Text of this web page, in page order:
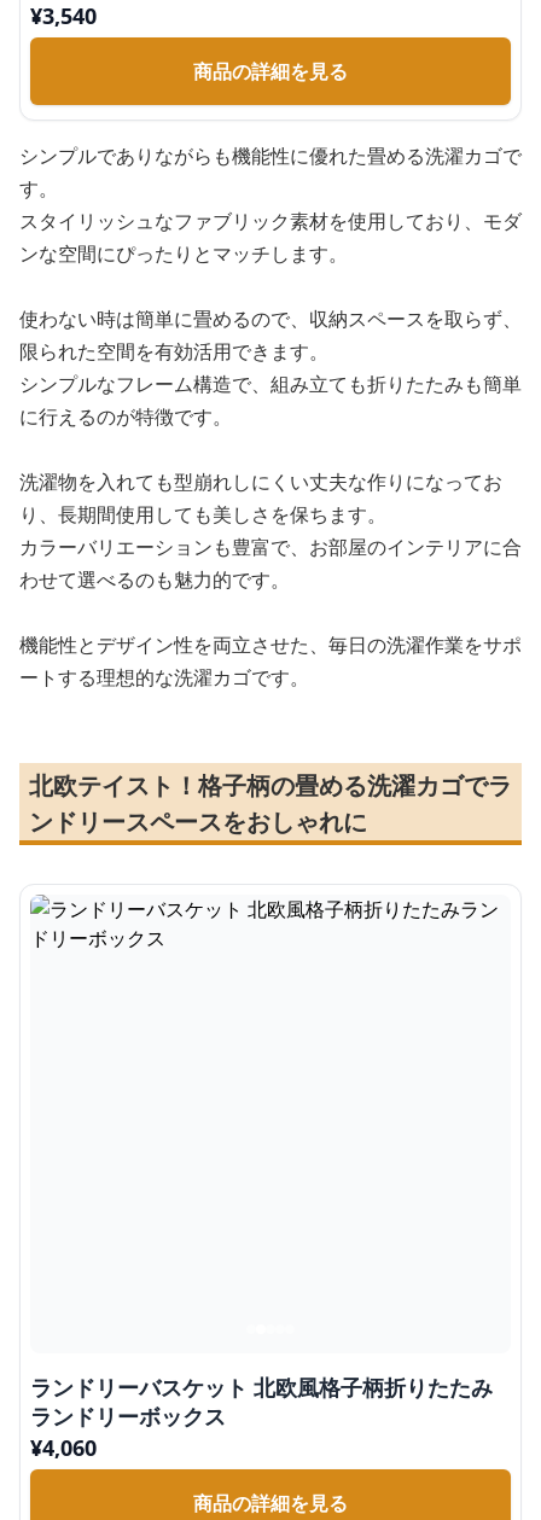
¥3,540
商品の詳細を見る
シンプルでありながらも機能性に優れた畳める洗濯カゴで
す。
スタイリッシュなファブリック素材を使用しており、モダ
ンな空間にぴったりとマッチします。
使わない時は簡単に畳めるので、収納スペースを取らず、
限られた空間を有効活用できます。
シンプルなフレーム構造で、組み立ても折りたたみも簡単
に行えるのが特徴です。
洗濯物を入れても型崩れしにくい丈夫な作りになってお
り、長期間使用しても美しさを保ちます。
カラーバリエーションも豊富で、お部屋のインテリアに合
わせて選べるのも魅力的です。
機能性とデザイン性を両立させた、毎日の洗濯作業をサポ
ートする理想的な洗濯カゴです。
北欧テイスト！格子柄の畳める洗濯カゴでラ
ンドリースペースをおしゃれに
ランドリーバスケット 北欧風格子柄折りたたみ
ランドリーボックス
¥4,060
商品の詳細を見る